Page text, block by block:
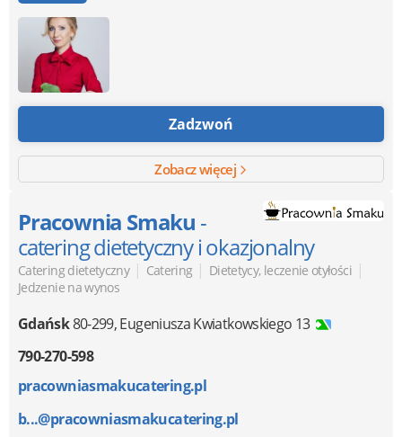
Zadzwoń
Zobacz więcej
Pracownia Smaku -
catering dietetyczny i okazjonalny
Catering dietetyczny | Catering | Dietetycy, leczenie otyłości |
Jedzenie na wynos
Gdańsk80-299,Eugeniusza Kwiatkowskiego 13
790-270-598
pracowniasmakucatering.pl
b...@pracowniasmakucatering.pl